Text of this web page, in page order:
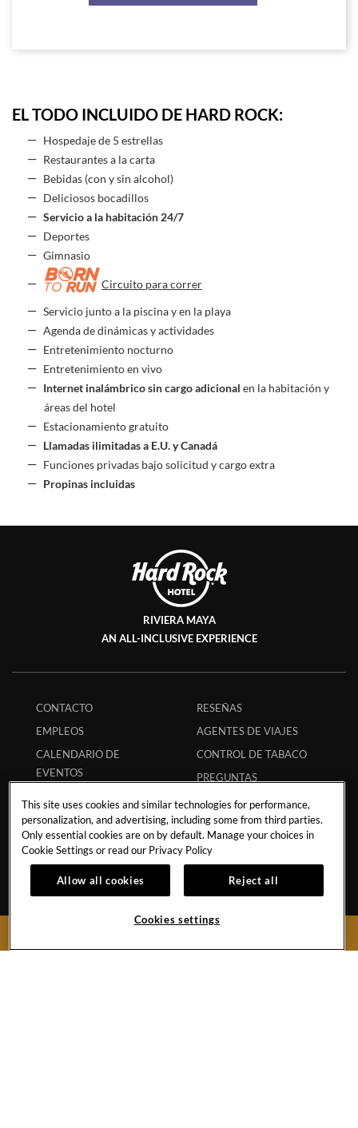
EL TODO INCLUIDO DE HARD ROCK:
Hospedaje de 5 estrellas
Restaurantes a la carta
Bebidas (con y sin alcohol)
Deliciosos bocadillos
Servicio a la habitación 24/7
Deportes
Gimnasio
Circuito para correr
Servicio junto a la piscina y en la playa
Agenda de dinámicas y actividades
Entretenimiento nocturno
Entretenimiento en vivo
Internet inalámbrico sin cargo adicional en la habitación y
áreas del hotel
Estacionamiento gratuito
Llamadas ilimitadas a E.U. y Canadá
Funciones privadas bajo solicitud y cargo extra
Propinas incluidas
RIVIERA MAYA
AN ALL-INCLUSIVE EXPERIENCE
CONTACTO
EMPLEOS
CALENDARIO DE
EVENTOS
TRANSPORTACIÓN
POLÍTICA DE
POLÍTICA DE
COLABORACIONES
RESEÑAS
AGENTES DE VIAJES
CONTROL DE TABACO
PREGUNTAS
CÓDIGO ECPAT
REGLAMENTO DE
RESERVA SEGURA
This site uses cookies and similar technologies for performance,
personalization, and advertising, including some from third parties.
Only essential cookies are on by default. Manage your choices in
Cookie Settings or read our Privacy Policy
Allow all cookies Reject all
Cookies settings